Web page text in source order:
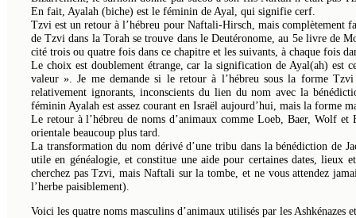
En fait, Ayalah (biche) est le féminin de Ayal, qui signifie cerf.
Tzvi est un retour à l’hébreu pour Naftali-Hirsch, mais complètement
de Tzvi dans la Torah se trouve dans le Deutéronome, au 5e livre de
cité trois ou quatre fois dans ce chapitre et les suivants, à chaque fois
Le choix est doublement étrange, car la signification de Ayal(ah) est
valeur ». Je me demande si le retour à l’hébreu sous la forme
relativement ignorants, inconscients du lien du nom avec la
féminin Ayalah est assez courant en Israël aujourd’hui, mais la forme
Le retour à l’hébreu de noms d’animaux comme Loeb, Baer, Wolf
orientale beaucoup plus tard.
La transformation du nom dérivé d’une tribu dans la bénédiction de
utile en généalogie, et constitue une aide pour certaines dates, lieux
cherchez pas Tzvi, mais Naftali sur la tombe, et ne vous attendez
l’herbe paisiblement).
Voici les quatre noms masculins d’animaux utilisés par les Ashkénazes